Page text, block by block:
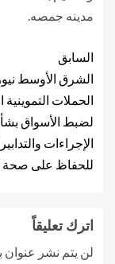
مدينه جمصه.
السابق
الشرق الأوسط
الحملات التموينية
لضبط الأسواق
الإجراءات
للحفاظ على صحة
اترك تعليقاً
لن يتم نشر عنوان